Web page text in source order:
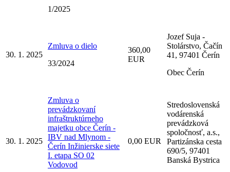
1/2025
30. 1. 2025
Zmluva o dielo
33/2024
360,00
EUR
Jozef Suja -
Stolárstvo, Čačín
41, 97401 Čerín
Obec Čerín
30. 1. 2025
Zmluva o
prevádzkovaní
infraštruktúrneho
majetku obce Čerín -
IBV nad Mlynom -
Čerín Inžinierske siete
I. etapa SO 02
Vodovod
0,00 EUR
Stredoslovenská
vodárenská
prevádzková
spoločnosť, a.s.,
Partizánska cesta
690/5, 97401
Banská Bystrica